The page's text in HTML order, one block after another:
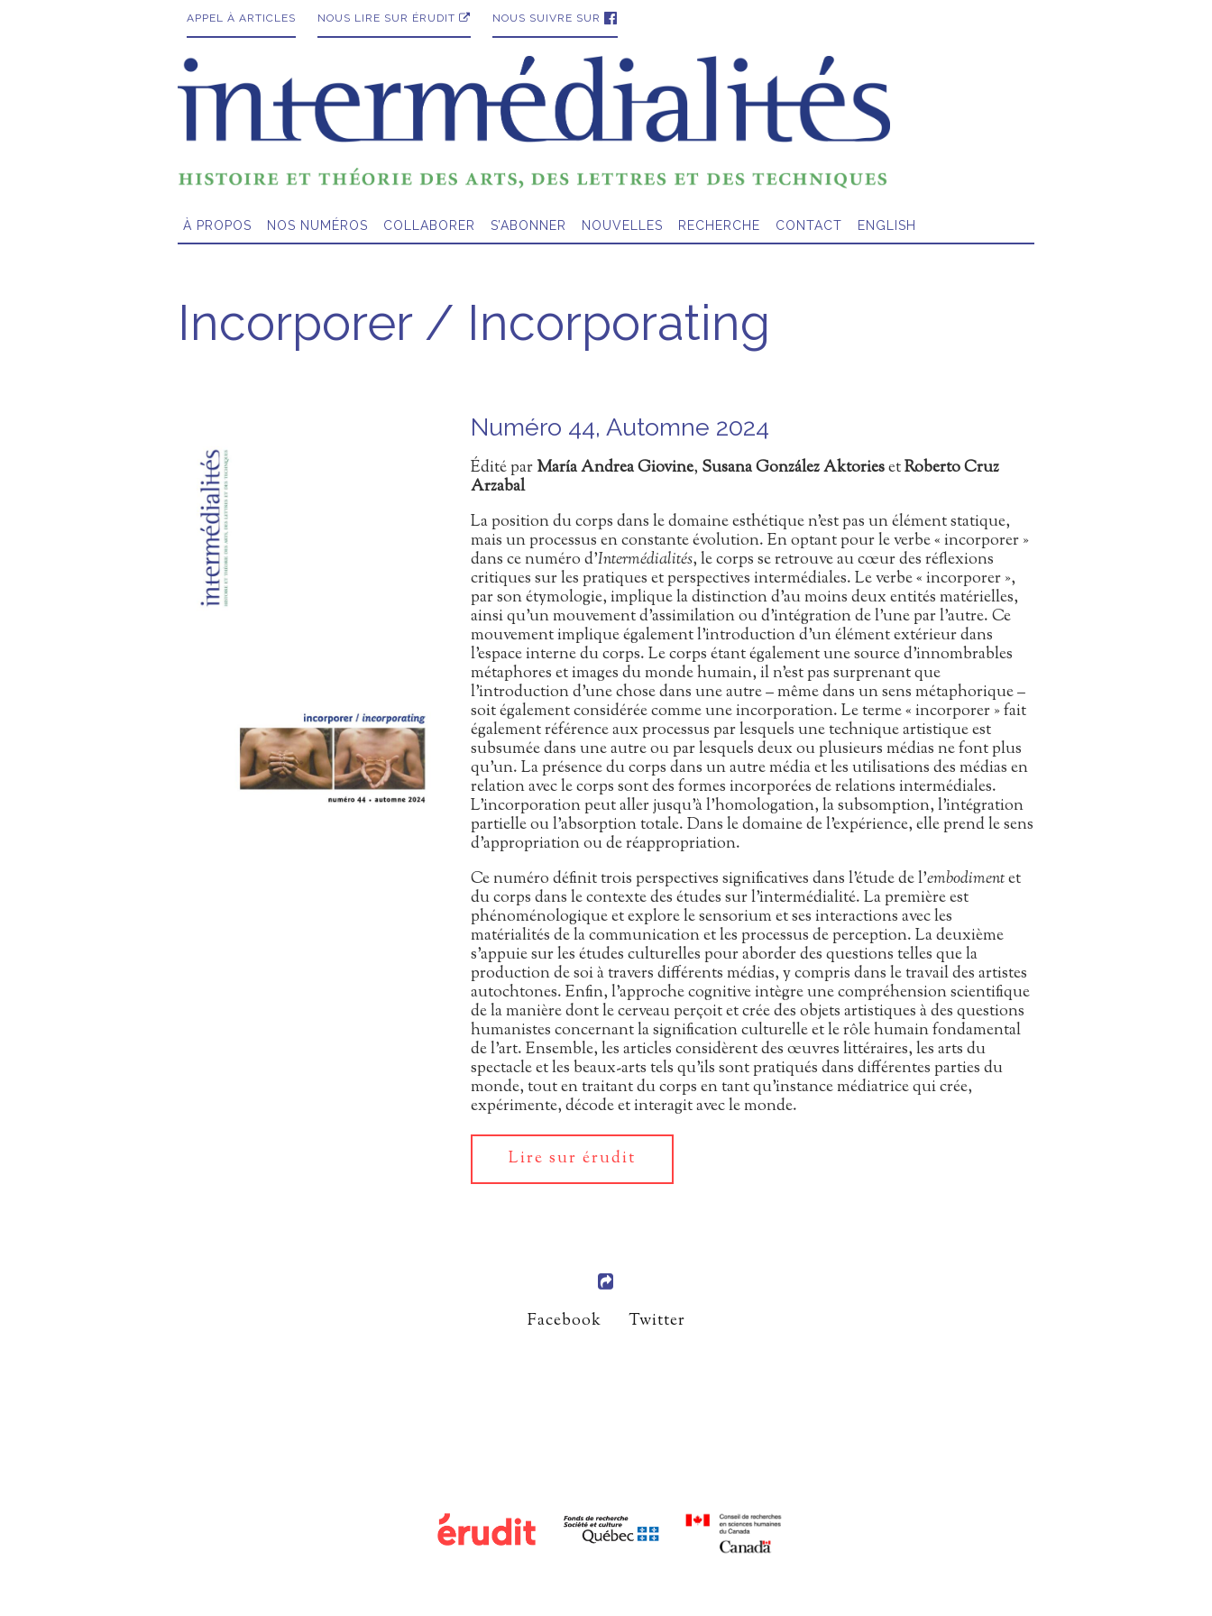
APPEL À ARTICLES NOUS LIRE SUR ÉRUDIT NOUS SUIVRE SUR
À PROPOS NOS NUMÉROS COLLABORER S’ABONNER NOUVELLES RECHERCHE CONTACT ENGLISH
Incorporer / Incorporating
Numéro 44, Automne 2024
Édité parMaría Andrea Giovine, Susana González AktoriesetRoberto Cruz
Arzabal
La position du corps dans le domaine esthétique n’est pas un élément statique,
mais un processus en constante évolution. En optant pour le verbe « incorporer »
dans ce numéro d’Intermédialités, le corps se retrouve au cœur des réflexions
critiques sur les pratiques et perspectives intermédiales. Le verbe « incorporer »,
par son étymologie, implique la distinction d’au moins deux entités matérielles,
ainsi qu’un mouvement d’assimilation ou d’intégration de l’une par l’autre. Ce
mouvement implique également l’introduction d’un élément extérieur dans
l’espace interne du corps. Le corps étant également une source d’innombrables
métaphores et images du monde humain, il n’est pas surprenant que
l’introduction d’une chose dans une autre – même dans un sens métaphorique –
soit également considérée comme une incorporation. Le terme « incorporer » fait
également référence aux processus par lesquels une technique artistique est
subsumée dans une autre ou par lesquels deux ou plusieurs médias ne font plus
qu’un. La présence du corps dans un autre média et les utilisations des médias en
relation avec le corps sont des formes incorporées de relations intermédiales.
L’incorporation peut aller jusqu’à l’homologation, la subsomption, l’intégration
partielle ou l’absorption totale. Dans le domaine de l’expérience, elle prend le sens
d’appropriation ou de réappropriation.
Ce numéro définit trois perspectives significatives dans l’étude de l’embodimentet
du corps dans le contexte des études sur l’intermédialité. La première est
phénoménologique et explore le sensorium et ses interactions avec les
matérialités de la communication et les processus de perception. La deuxième
s’appuie sur les études culturelles pour aborder des questions telles que la
production de soi à travers différents médias, y compris dans le travail des artistes
autochtones. Enfin, l’approche cognitive intègre une compréhension scientifique
de la manière dont le cerveau perçoit et crée des objets artistiques à des questions
humanistes concernant la signification culturelle et le rôle humain fondamental
de l’art. Ensemble, les articles considèrent des œuvres littéraires, les arts du
spectacle et les beaux-arts tels qu’ils sont pratiqués dans différentes parties du
monde, tout en traitant du corps en tant qu’instance médiatrice qui crée,
expérimente, décode et interagit avec le monde.
Lire sur érudit
Facebook Twitter